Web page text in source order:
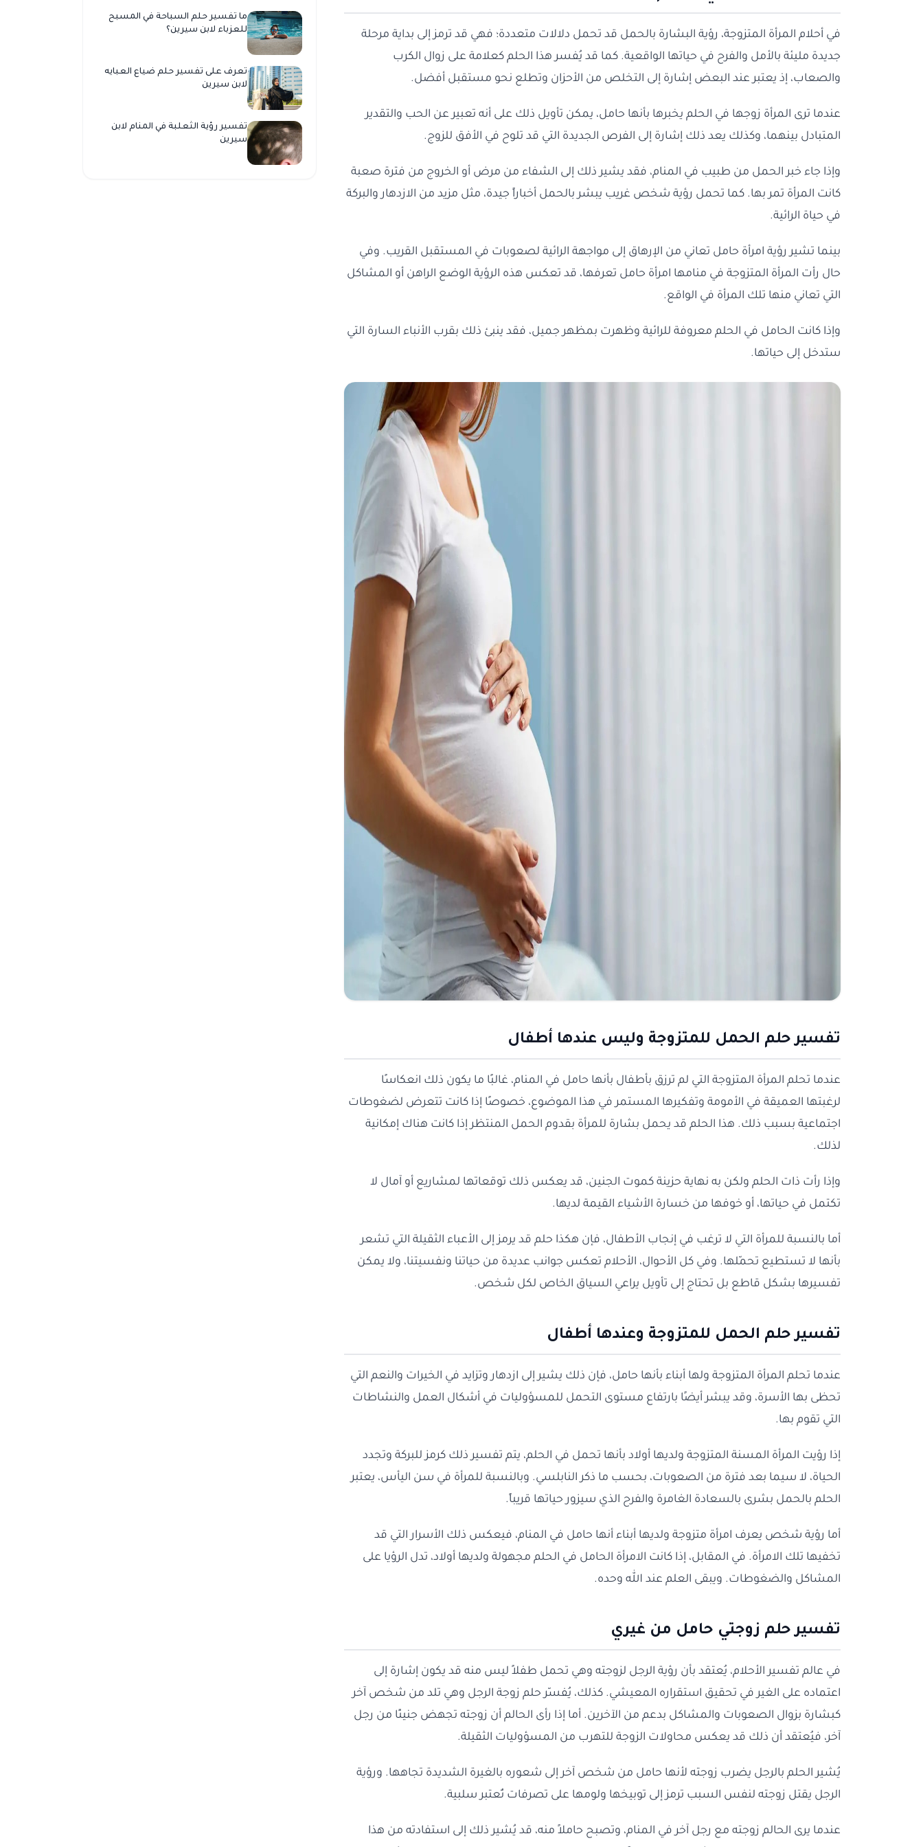
في أحلام المرأة المتزوجة، رؤية البشارة بالحمل قد تحمل دلالات متعددة؛ فهي قد ترمز إلى بداية مرحلة
جديدة مليئة بالأمل والفرح في حياتها الواقعية. كما قد يُفسر هذا الحلم كعلامة على زوال الكرب
والصعاب، إذ يعتبر عند البعض إشارة إلى التخلص من الأحزان وتطلع نحو مستقبل أفضل.
عندما ترى المرأة زوجها في الحلم يخبرها بأنها حامل، يمكن تأويل ذلك على أنه تعبير عن الحب والتقدير
المتبادل بينهما، وكذلك يعد ذلك إشارة إلى الفرص الجديدة التي قد تلوح في الأفق للزوج.
وإذا جاء خبر الحمل من طبيب في المنام، فقد يشير ذلك إلى الشفاء من مرض أو الخروج من فترة صعبة
كانت المرأة تمر بها. كما تحمل رؤية شخص غريب يبشر بالحمل أخباراً جيدة، مثل مزيد من الازدهار والبركة
في حياة الرائية.
بينما تشير رؤية امرأة حامل تعاني من الإرهاق إلى مواجهة الرائية لصعوبات في المستقبل القريب. وفي
حال رأت المرأة المتزوجة في منامها امرأة حامل تعرفها، قد تعكس هذه الرؤية الوضع الراهن أو المشاكل
التي تعاني منها تلك المرأة في الواقع.
وإذا كانت الحامل في الحلم معروفة للرائية وظهرت بمظهر جميل، فقد ينبئ ذلك بقرب الأنباء السارة التي
ستدخل إلى حياتها.
تفسير حلم الحمل للمتزوجة وليس عندها أطفال
عندما تحلم المرأة المتزوجة التي لم ترزق بأطفال بأنها حامل في المنام، غالبًا ما يكون ذلك انعكاسًا
لرغبتها العميقة في الأمومة وتفكيرها المستمر في هذا الموضوع، خصوصًا إذا كانت تتعرض لضغوطات
اجتماعية بسبب ذلك. هذا الحلم قد يحمل بشارة للمرأة بقدوم الحمل المنتظر إذا كانت هناك إمكانية
لذلك.
وإذا رأت ذات الحلم ولكن به نهاية حزينة كموت الجنين، قد يعكس ذلك توقعاتها لمشاريع أو آمال لا
تكتمل في حياتها، أو خوفها من خسارة الأشياء القيمة لديها.
أما بالنسبة للمرأة التي لا ترغب في إنجاب الأطفال، فإن هكذا حلم قد يرمز إلى الأعباء الثقيلة التي تشعر
بأنها لا تستطيع تحمّلها. وفي كل الأحوال، الأحلام تعكس جوانب عديدة من حياتنا ونفسيتنا، ولا يمكن
تفسيرها بشكل قاطع بل تحتاج إلى تأويل يراعي السياق الخاص لكل شخص.
تفسير حلم الحمل للمتزوجة وعندها أطفال
عندما تحلم المرأة المتزوجة ولها أبناء بأنها حامل، فإن ذلك يشير إلى ازدهار وتزايد في الخيرات والنعم التي
تحظى بها الأسرة، وقد يبشر أيضًا بارتفاع مستوى التحمل للمسؤوليات في أشكال العمل والنشاطات
التي تقوم بها.
إذا رؤيت المرأة المسنة المتزوجة ولديها أولاد بأنها تحمل في الحلم، يتم تفسير ذلك كرمز للبركة وتجدد
الحياة، لا سيما بعد فترة من الصعوبات، بحسب ما ذكر النابلسي. وبالنسبة للمرأة في سن اليأس، يعتبر
الحلم بالحمل بشرى بالسعادة الغامرة والفرح الذي سيزور حياتها قريباً.
أما رؤية شخص يعرف امرأة متزوجة ولديها أبناء أنها حامل في المنام، فيعكس ذلك الأسرار التي قد
تخفيها تلك الامرأة. في المقابل، إذا كانت الامرأة الحامل في الحلم مجهولة ولديها أولاد، تدل الرؤيا على
المشاكل والضغوطات. ويبقى العلم عند الله وحده.
تفسير حلم زوجتي حامل من غيري
في عالم تفسير الأحلام، يُعتقد بأن رؤية الرجل لزوجته وهي تحمل طفلاً ليس منه قد يكون إشارة إلى
اعتماده على الغير في تحقيق استقراره المعيشي. كذلك، يُفسّر حلم زوجة الرجل وهي تلد من شخص آخر
كبشارة بزوال الصعوبات والمشاكل بدعم من الآخرين. أما إذا رأى الحالم أن زوجته تجهض جنينًا من رجل
آخر، فيُعتقد أن ذلك قد يعكس محاولات الزوجة للتهرب من المسؤوليات الثقيلة.
يُشير الحلم بالرجل يضرب زوجته لأنها حامل من شخص آخر إلى شعوره بالغيرة الشديدة تجاهها. ورؤية
الرجل يقتل زوجته لنفس السبب ترمز إلى توبيخها ولومها على تصرفات تُعتبر سلبية.
عندما يرى الحالم زوجته مع رجل آخر في المنام، وتصبح حاملاً منه، قد يُشير ذلك إلى استفادته من هذا
ما تفسير حلم السباحة في المسبح
للعزباء لابن سيرين؟
تعرف على تفسير حلم ضياع العبايه
لابن سيرين
تفسير رؤية الثعلبة في المنام لابن
سيرين